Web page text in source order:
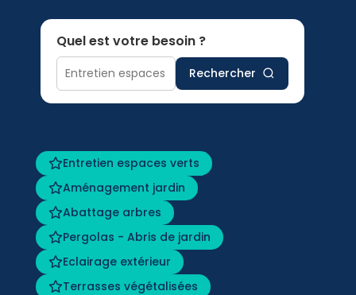
Quel est votre besoin ?
Rechercher
Entretien espaces verts
Aménagement jardin
Abattage arbres
Pergolas - Abris de jardin
Eclairage extérieur
Terrasses végétalisées